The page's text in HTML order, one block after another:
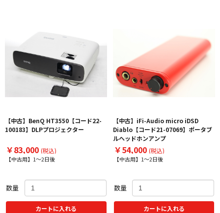
【中古】BenQ HT3550【コード22-
100183】DLPプロジェクター
￥83,000 (税込)
【中古用】1～2日後
数量
カートに入れる
【中古】iFi-Audio micro iDSD
Diablo【コード21-07069】ポータブ
ルヘッドホンアンプ
￥54,000 (税込)
【中古用】1～2日後
数量
カートに入れる